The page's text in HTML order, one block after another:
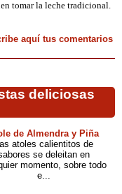
tomar la leche tradicional.
aquí tus comentarios
deliciosas
de Almendra y Piña
atoles calientitos de
se deleitan en
momento, sobre todo
e...